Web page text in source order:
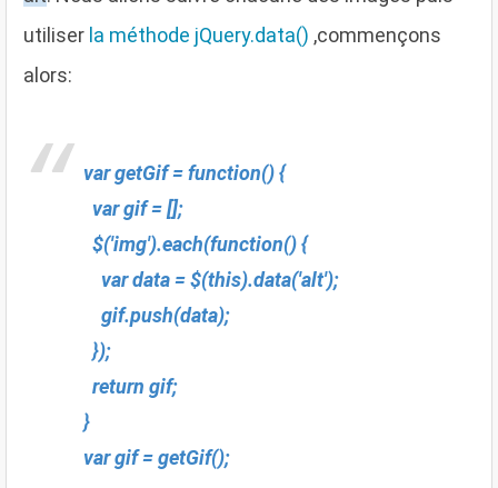
utiliser la méthode jQuery.data() ,commençons
alors:
var getGif = function() {
var gif = [];
$('img').each(function() {
var data = $(this).data('alt');
gif.push(data);
});
return gif;
}
var gif = getGif();